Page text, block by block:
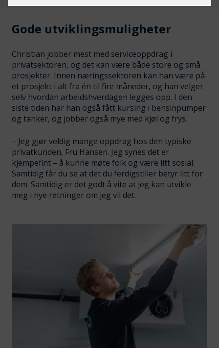
Gode utviklingsmuligheter
Christian jobber mest med serviceoppdrag i
privatsektoren, og det kan være både store og små
prosjekter. Innen næringssektoren kan han være på
et prosjekt i alt fra én til fire måneder, og han velger
selv hvordan arbeidshverdagen legges opp. I den
siste tiden har han også fått kursing i bensinpumper
og tanker, og jobber også mye med kjøl og frys.
– Jeg gjør veldig mange oppdrag hos den typiske
privatkunden, Fru Hansen. Jeg synes det er
kjempefint – å kunne møte folk og være litt sosial.
Samtidig får du se at det du ferdigstiller betyr litt for
dem. Samtidig er det godt å vite at jeg kan utvikle
meg i nye retninger om jeg vil det.